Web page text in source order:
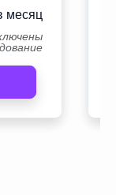
месяц